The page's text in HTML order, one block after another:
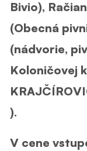
Bivio),
(Obecná
(nádvorie,
Koloničovej
).
V cene